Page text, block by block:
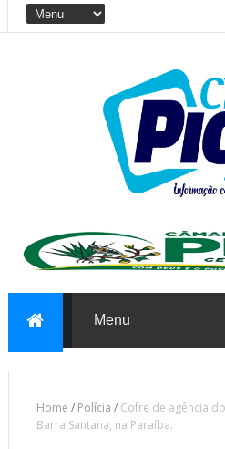
Home / Polícia / Cofre de agência
Barra Santana, na Paraíba.